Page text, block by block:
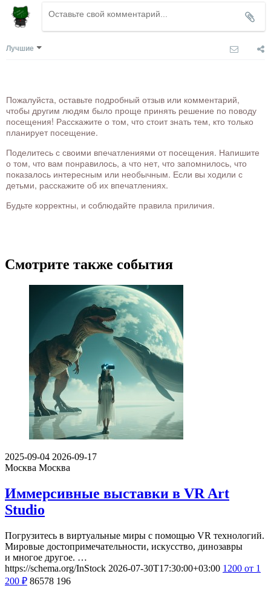
Лучшие
Пожалуйста, оставьте подробный отзыв или комментарий,
чтобы другим людям было проще принять решение по поводу
посещения! Расскажите о том, что стоит знать тем, кто только
планирует посещение.
Поделитесь с своими впечатлениями от посещения. Напишите
о том, что вам понравилось, а что нет, что запомнилось, что
показалось интересным или необычным. Если вы ходили с
детьми, расскажите об их впечатлениях.
Будьте корректны, и соблюдайте правила приличия.
Смотрите также события
2025-09-04 2026-09-17
Москва Москва
Иммерсивные выставки в VR Art
Studio
Погрузитесь в виртуальные миры с помощью VR технологий.
Мировые достопримечательности, искусство, динозавры
и многое другое. …
https://schema.org/InStock 2026-07-30T17:30:00+03:00 1200 от 1
200 ₽ 86578 196